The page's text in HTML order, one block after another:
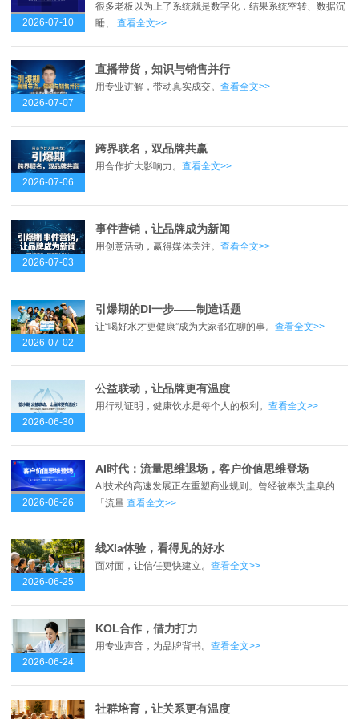
2026-07-10
很多老板以为上了系统就是数字化，结果系统空转、数据沉
睡、.查看全文>>
2026-07-07
直播带货，知识与销售并行
用专业讲解，带动真实成交。 查看全文>>
2026-07-06
跨界联名，双品牌共赢
用合作扩大影响力。 查看全文>>
2026-07-03
事件营销，让品牌成为新闻
用创意活动，赢得媒体关注。 查看全文>>
2026-07-02
引爆期的DI一步——制造话题
让“喝好水才更健康”成为大家都在聊的事。 查看全文>>
2026-06-30
公益联动，让品牌更有温度
用行动证明，健康饮水是每个人的权利。 查看全文>>
2026-06-26
AI时代：流量思维退场，客户价值思维登场
AI技术的高速发展正在重塑商业规则。曾经被奉为圭臬的
「流量.查看全文>>
2026-06-25
线XIa体验，看得见的好水
面对面，让信任更快建立。 查看全文>>
2026-06-24
KOL合作，借力打力
用专业声音，为品牌背书。 查看全文>>
社群培育，让关系更有温度